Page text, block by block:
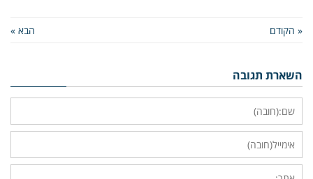
« הקודם הבא »
השארת תגובה